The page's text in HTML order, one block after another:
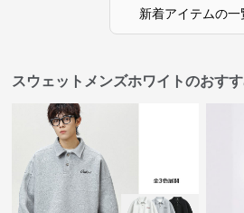
新着アイテムの一
スウェットメンズホワイトのおす